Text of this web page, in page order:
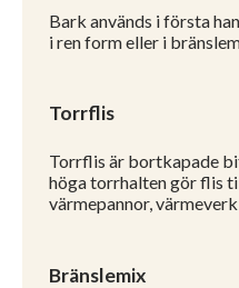
Bark används i första
i ren form eller i
Torrflis
Torrflis är bortkapade
höga torrhalten gör flis
värmepannor,
Bränslemix